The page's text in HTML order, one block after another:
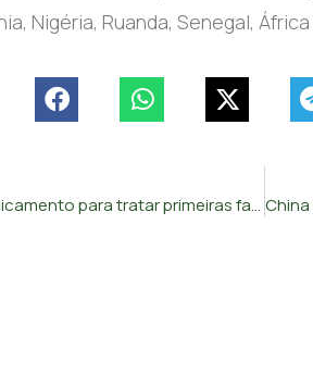
Nigéria, Ruanda, Senegal,
Bruxelas aprova uso de medicamento para tratar primeiras fases do Alzheimer